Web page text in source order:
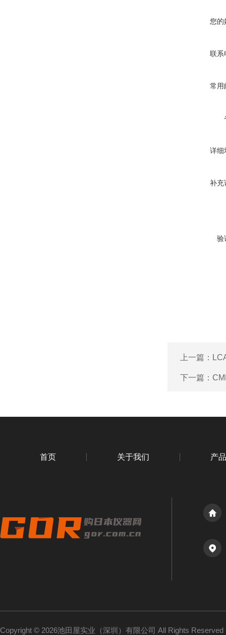
您的
联系
常用
详细
补充
验
上一篇：
下一篇：
首页 关于我们 产
Copyright © 2026池田屋实业（深圳）有限公司 All Rights